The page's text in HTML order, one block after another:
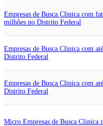
Empresas de Busca Clinica com
milhões no Distrito Federal
Empresas de Busca Clinica com
Distrito Federal
Empresas de Busca Clinica com
Distrito Federal
Micro Empresas de Busca Clinica